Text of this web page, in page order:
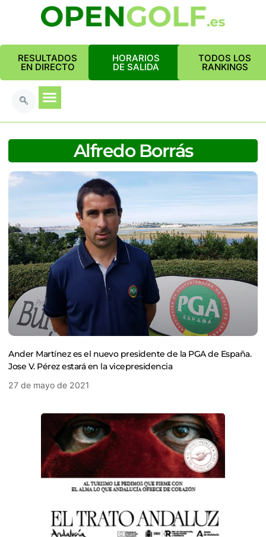
RESULTADOS
EN DIRECTO
HORARIOS
DE SALIDA
TODOS LOS
RANKINGS
Alfredo Borrás
Ander Martínez es el nuevo presidente de la PGA de España.
Jose V. Pérez estará en la vicepresidencia
27 de mayo de 2021